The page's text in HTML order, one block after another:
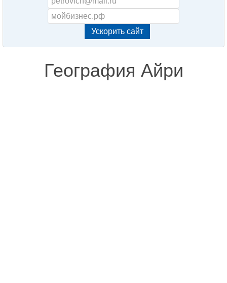
География Айри